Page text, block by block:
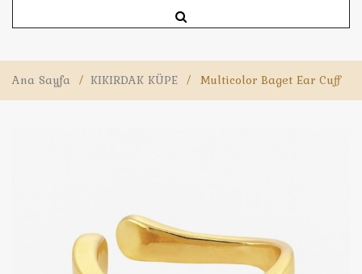
Ana Sayfa / KIKIRDAK KÜPE / Multicolor Baget Ear Cuff